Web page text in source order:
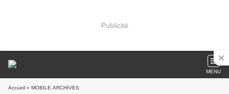
Publicité
MENU
Accueil » MOBILE.ARCHIVES